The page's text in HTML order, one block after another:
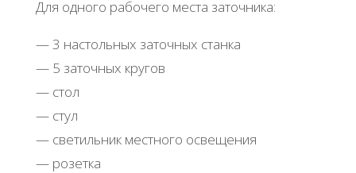
Для одного рабочего места заточника:
— 3 настольных заточных станка
— 5 заточных кругов
— стол
— стул
— светильник местного освещения
— розетка